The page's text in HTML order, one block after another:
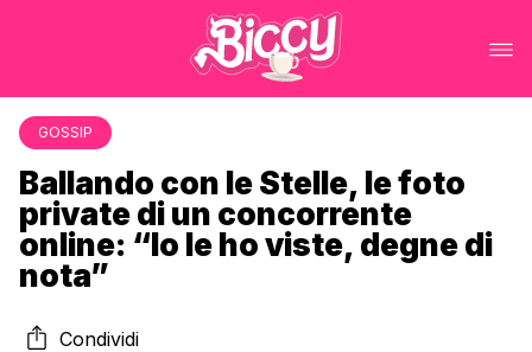
GOSSIP
Ballando con le Stelle, le foto
private di un concorrente
online: “Io le ho viste, degne di
nota”
Condividi